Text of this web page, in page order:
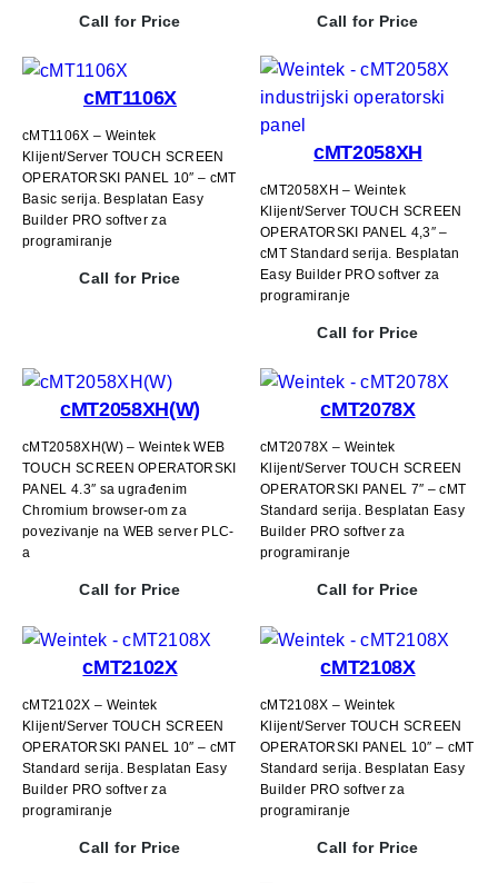
Call for Price Call for Price
cMT1106X
cMT1106X – Weintek
Klijent/Server TOUCH SCREEN
OPERATORSKI PANEL 10″ – cMT
Basic serija. Besplatan Easy
Builder PRO softver za
programiranje
Call for Price
cMT2058XH
cMT2058XH – Weintek
Klijent/Server TOUCH SCREEN
OPERATORSKI PANEL 4,3″ –
cMT Standard serija. Besplatan
Easy Builder PRO softver za
programiranje
Call for Price
cMT2058XH(W)
cMT2058XH(W) – Weintek WEB
TOUCH SCREEN OPERATORSKI
PANEL 4.3″ sa ugrađenim
Chromium browser-om za
povezivanje na WEB server PLC-
a
Call for Price
cMT2078X
cMT2078X – Weintek
Klijent/Server TOUCH SCREEN
OPERATORSKI PANEL 7″ – cMT
Standard serija. Besplatan Easy
Builder PRO softver za
programiranje
Call for Price
cMT2102X
cMT2102X – Weintek
Klijent/Server TOUCH SCREEN
OPERATORSKI PANEL 10″ – cMT
Standard serija. Besplatan Easy
Builder PRO softver za
programiranje
Call for Price
cMT2108X
cMT2108X – Weintek
Klijent/Server TOUCH SCREEN
OPERATORSKI PANEL 10″ – cMT
Standard serija. Besplatan Easy
Builder PRO softver za
programiranje
Call for Price